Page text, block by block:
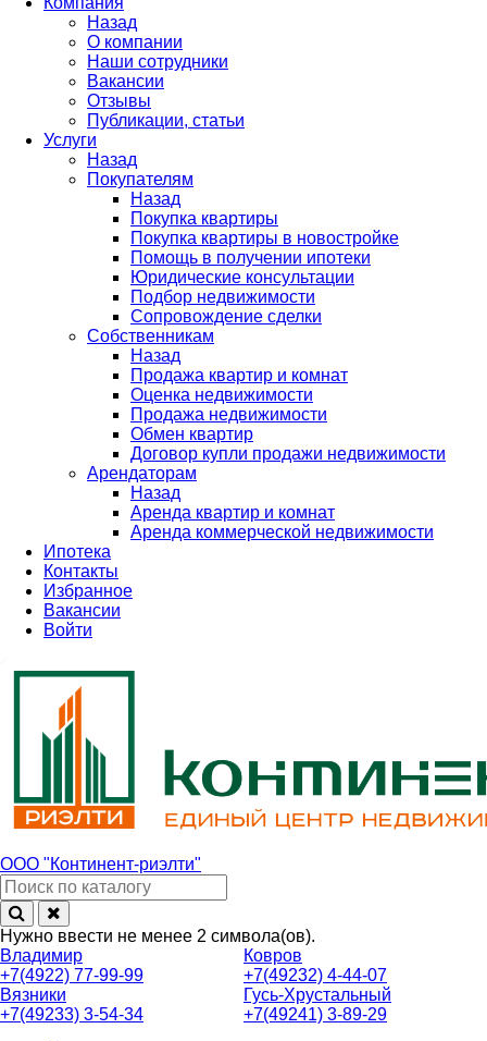
Назад
О компании
Наши сотрудники
Вакансии
Отзывы
Публикации, статьи
Услуги
Назад
Покупателям
Назад
Покупка квартиры
Покупка квартиры в новостройке
Помощь в получении ипотеки
Юридические консультации
Подбор недвижимости
Сопровождение сделки
Собственникам
Назад
Продажа квартир и комнат
Оценка недвижимости
Продажа недвижимости
Обмен квартир
Договор купли продажи недвижимости
Арендаторам
Назад
Аренда квартир и комнат
Аренда коммерческой недвижимости
Ипотека
Контакты
Избранное
Вакансии
Войти
ООО "Континент-риэлти"
Нужно ввести не менее 2 символа(ов).
Владимир
+7(4922) 77-99-99
Ковров
+7(49232) 4-44-07
Вязники
+7(49233) 3-54-34
Гусь-Хрустальный
+7(49241) 3-89-29